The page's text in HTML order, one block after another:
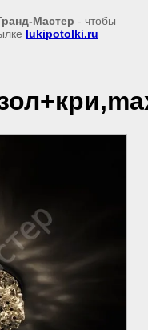
Мастер - чтобы
lukipotolki.ru